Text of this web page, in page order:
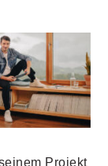
Projekt